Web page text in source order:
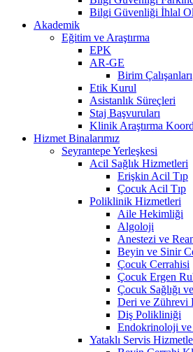
Bilgi Güvenliği İhlal
Akademik
Eğitim ve Araştırma
EPK
AR-GE
Birim Çalışanları
Etik Kurul
Asistanlık Süreçleri
Staj Başvuruları
Klinik Araştırma
Hizmet Binalarımız
Seyrantepe Yerleşkesi
Acil Sağlık Hizmetleri
Erişkin Acil Tıp
Çocuk Acil Tıp
Poliklinik Hizmetleri
Aile Hekimliği
Algoloji
Anestezi ve
Beyin ve Sinir
Çocuk Cerrahisi
Çocuk Ergen
Çocuk Sağlığı
Deri ve Zührevi
Diş Polikliniği
Endokrinoloji ve
Yataklı Servis